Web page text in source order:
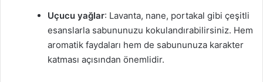
Uçucu yağlar: Lavanta, nane, portakal gibi çeşitli
esanslarla sabununuzu kokulandırabilirsiniz. Hem
aromatik faydaları hem de sabununuza karakter
katması açısından önemlidir.